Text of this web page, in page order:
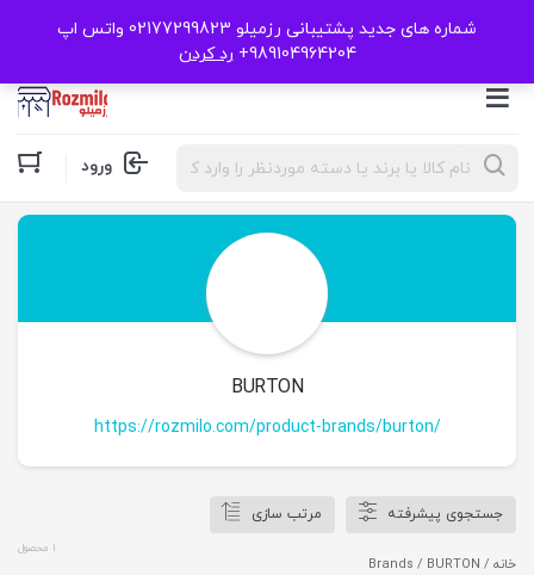
شماره های جدید پشتیبانی رزمیلو 02177299823 واتس اپ
989104964204+
رد کردن
Products
search ورود
BURTON
https://rozmilo.com/product-brands/burton/
جستجوی پیشرفته مرتب سازی
خانه / Brands / BURTON
1 محصول